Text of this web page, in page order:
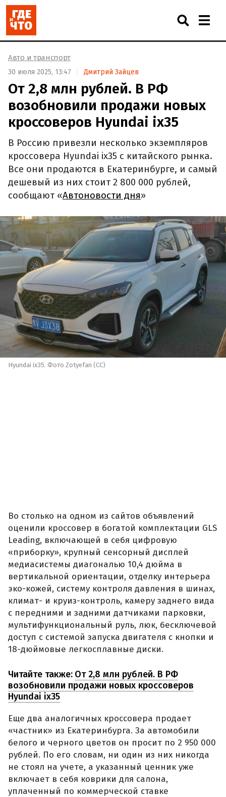
Авто и транспорт
30 июля 2025, 13:47 Дмитрий Зайцев
От 2,8 млн рублей. В РФ
возобновили продажи новых
кроссоверов Hyundai ix35
В Россию привезли несколько экземпляров
кроссовера Hyundai ix35 с китайского рынка.
Все они продаются в Екатеринбурге, и самый
дешевый из них стоит 2 800 000 рублей,
сообщают «Автоновости дня»
Hyundai ix35. Фото Zotyefan (СС)
Во столько на одном из сайтов объявлений
оценили кроссовер в богатой комплектации GLS
Leading, включающей в себя цифровую
«приборку», крупный сенсорный дисплей
медиасистемы диагональю 10,4 дюйма в
вертикальной ориентации, отделку интерьера
эко-кожей, систему контроля давления в шинах,
климат- и круиз-контроль, камеру заднего вида
с передними и задними датчиками парковки,
мультифункциональный руль, люк, бесключевой
доступ с системой запуска двигателя с кнопки и
18-дюймовые легкосплавные диски.
Читайте также: От 2,8 млн рублей. В РФ
возобновили продажи новых кроссоверов
Hyundai ix35
Еще два аналогичных кроссовера продает
«частник» из Екатеринбурга. За автомобили
белого и черного цветов он просит по 2 950 000
рублей. По его словам, ни один из них никогда
не стоял на учете, а указанный ценник уже
включает в себя коврики для салона,
уплаченный по коммерческой ставке